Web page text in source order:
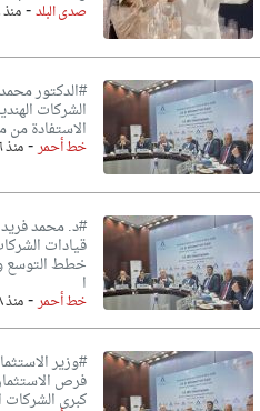
صدى البلد-منذ ١٤ دقيقة
#الدكتور
الشركات
الاستفادة
خط أحمر-منذ ١٦ دقيقة
#د. محمد
قيادات
خطط التوسع
ا
خط أحمر-منذ ١٨ دقيقة
#وزير
فرص
كبرى الشركات